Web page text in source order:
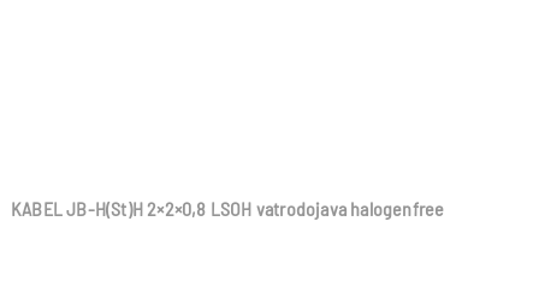
KABEL JB-H(St)H 2×2×0,8 LSOH vatrodojava halogenfree